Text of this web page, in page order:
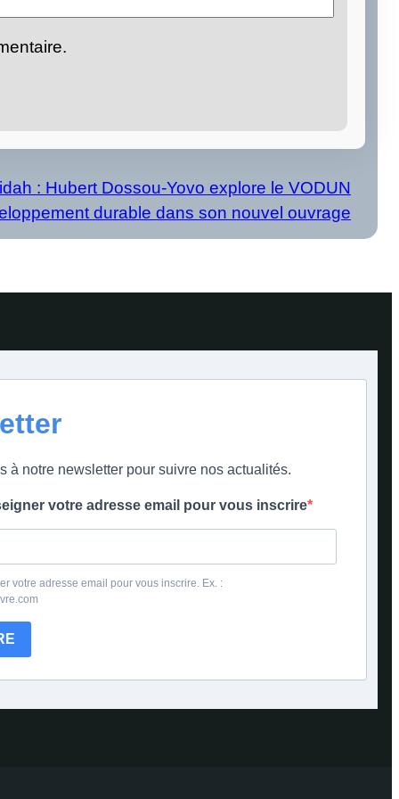
: Hubert Dossou-Yovo explore le VODUN
durable dans son nouvel ouvrage
à notre newsletter pour suivre nos actualités.
votre adresse email pour vous inscrire
votre adresse email pour vous inscrire. Ex. :